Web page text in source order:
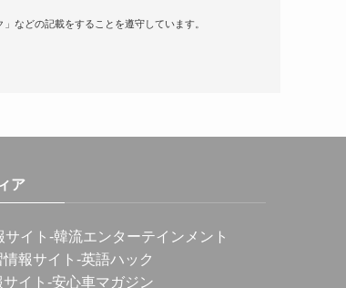
などの記載をすることを遵守しています。
ア
サイト -韓流エンターテインメント
報サイト -英語ハック
イト -安心車マガジン